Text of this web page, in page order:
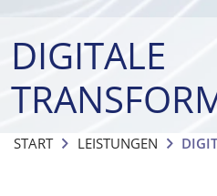
DIGITALE
START LEISTUNGEN